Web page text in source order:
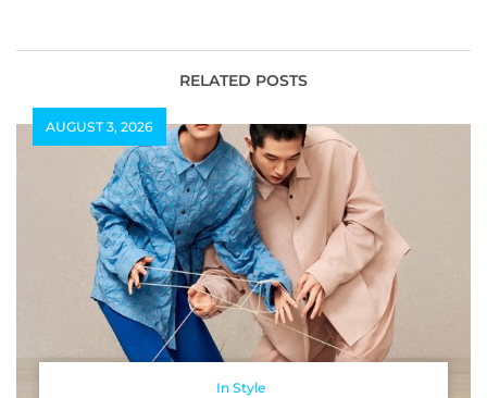
เทรนด์สุขภาพ สอดรับไลฟ์
มิติใหม่ของการส่งต่อมรดก
ก้าวออกจากกรอบสู่ความ
RELATED POSTS
AUGUST 3, 2026
In Style